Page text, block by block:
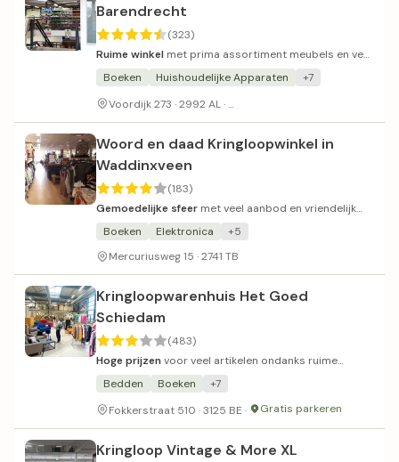
Barendrecht
(323)
Ruime winkel met prima assortiment meubels en veel
parkeergelegenheid.
Boeken Huishoudelijke Apparaten
+7
Voordijk 273 · 2992 AL ·
Woord en daad Kringloopwinkel in
Waddinxveen
(183)
Gemoedelijke sfeer met veel aanbod en vriendelijk
personeel.
Boeken Elektronica
+5
Mercuriusweg 15 · 2741 TB
Kringloopwarenhuis Het Goed
Schiedam
(483)
Hoge prijzenvoor veel artikelen ondanks ruime
assortiment en goede organisatie.
Bedden Boeken
+7
Fokkerstraat 510 · 3125 BE ·
Gratis parkeren
Kringloop Vintage & More XL